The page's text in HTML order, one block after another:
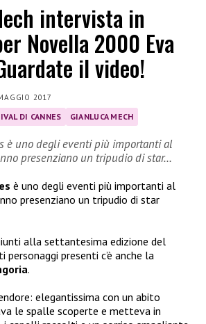
intervista in
Novella 2000 Eva
il video!
2017
DI CANNES GIANLUCA MECH
è uno degli eventi più importanti al
presenziano un tripudio di star…
è uno degli eventi più importanti al
presenziano un tripudio di star
alla settantesima edizione del
presenti c’è anche la
.
elegantissima con un abito
le spalle scoperte e metteva in